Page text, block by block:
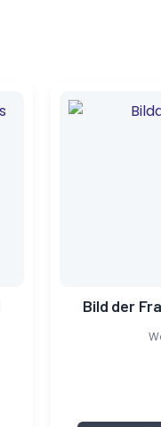
Bild der
Preis
Preis